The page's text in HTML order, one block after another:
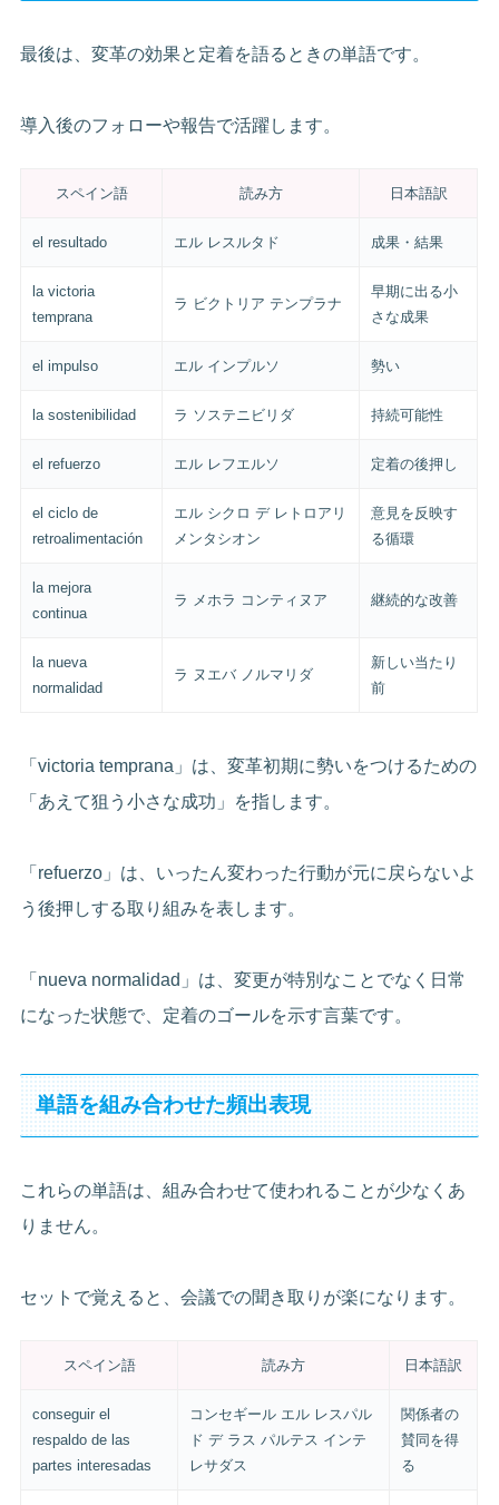
最後は、変革の効果と定着を語るときの単語です。
導入後のフォローや報告で活躍します。
スペイン語 読み方 日本語訳
el resultado エル レスルタド 成果・結果
la victoria
temprana
ラ ビクトリア テンプラナ
早期に出る小
さな成果
el impulso エル インプルソ 勢い
la sostenibilidad ラ ソステニビリダ 持続可能性
el refuerzo エル レフエルソ 定着の後押し
el ciclo de
retroalimentación
エル シクロ デ レトロアリ
メンタシオン
意見を反映す
る循環
la mejora
continua
ラ メホラ コンティヌア 継続的な改善
la nueva
normalidad
ラ ヌエバ ノルマリダ
新しい当たり
前
「victoria temprana」は、変革初期に勢いをつけるための
「あえて狙う小さな成功」を指します。
「refuerzo」は、いったん変わった行動が元に戻らないよ
う後押しする取り組みを表します。
「nueva normalidad」は、変更が特別なことでなく日常
になった状態で、定着のゴールを示す言葉です。
単語を組み合わせた頻出表現
これらの単語は、組み合わせて使われることが少なくあ
りません。
セットで覚えると、会議での聞き取りが楽になります。
スペイン語 読み方 日本語訳
conseguir el
respaldo de las
partes interesadas
コンセギール エル レスパル
ド デ ラス パルテス インテ
レサダス
関係者の
賛同を得
る